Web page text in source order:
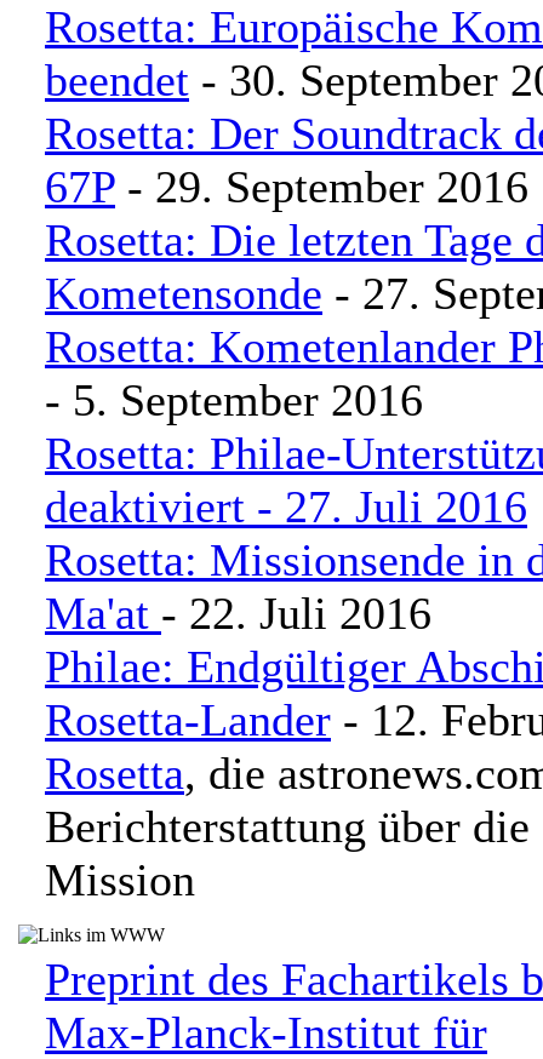
Rosetta: Europäische
beendet - 30. September
Rosetta: Der Soundtrack
67P - 29. September 2016
Rosetta: Die letzten Tage
Kometensonde - 27.
Rosetta: Kometenlander
- 5. September 2016
Rosetta: Philae-
deaktiviert - 27. Juli 2016
Rosetta: Missionsende in
Ma'at - 22. Juli 2016
Philae: Endgültiger
Rosetta-Lander - 12.
Rosetta, die
Berichterstattung über die
Mission
Preprint des Fachartikels
Max-Planck-Institut für